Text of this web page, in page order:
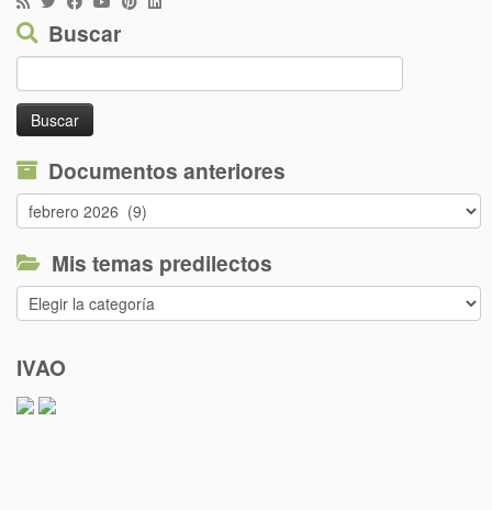
Buscar
Documentos anteriores
Documentos
anteriores
Mis temas predilectos
Mis
temas
IVAO